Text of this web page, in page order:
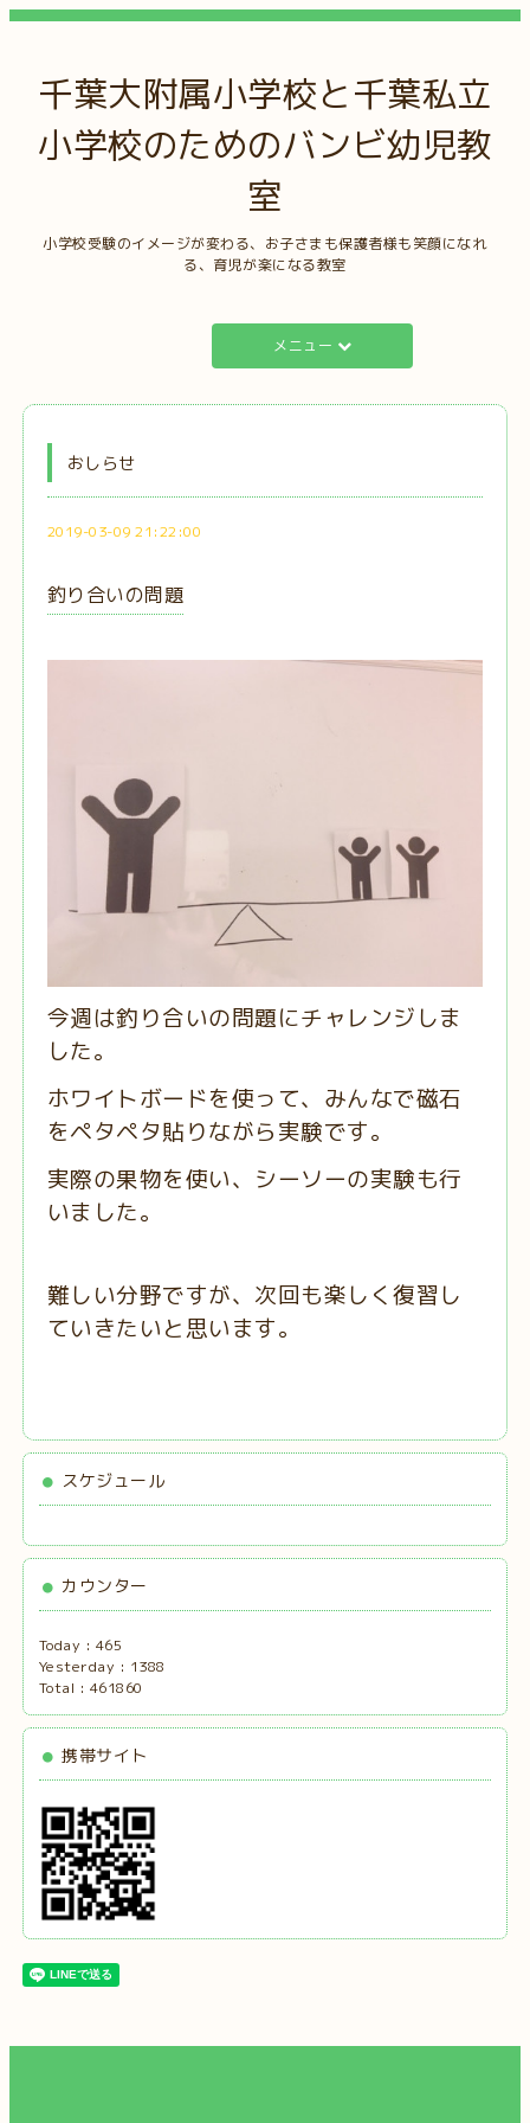
千葉大附属小学校と千葉私立
小学校のためのバンビ幼児教
室
小学校受験のイメージが変わる、お子さまも保護者様も笑顔になれ
る、育児が楽になる教室
メニュー
おしらせ
2019-03-09 21:22:00
釣り合いの問題
今週は釣り合いの問題にチャレンジしま
した。
ホワイトボードを使って、みんなで磁石
をペタペタ貼りながら実験です。
実際の果物を使い、シーソーの実験も行
いました。
難しい分野ですが、次回も楽しく復習し
ていきたいと思います。
スケジュール
カウンター
Today : 465
Yesterday : 1388
Total : 461860
携帯サイト